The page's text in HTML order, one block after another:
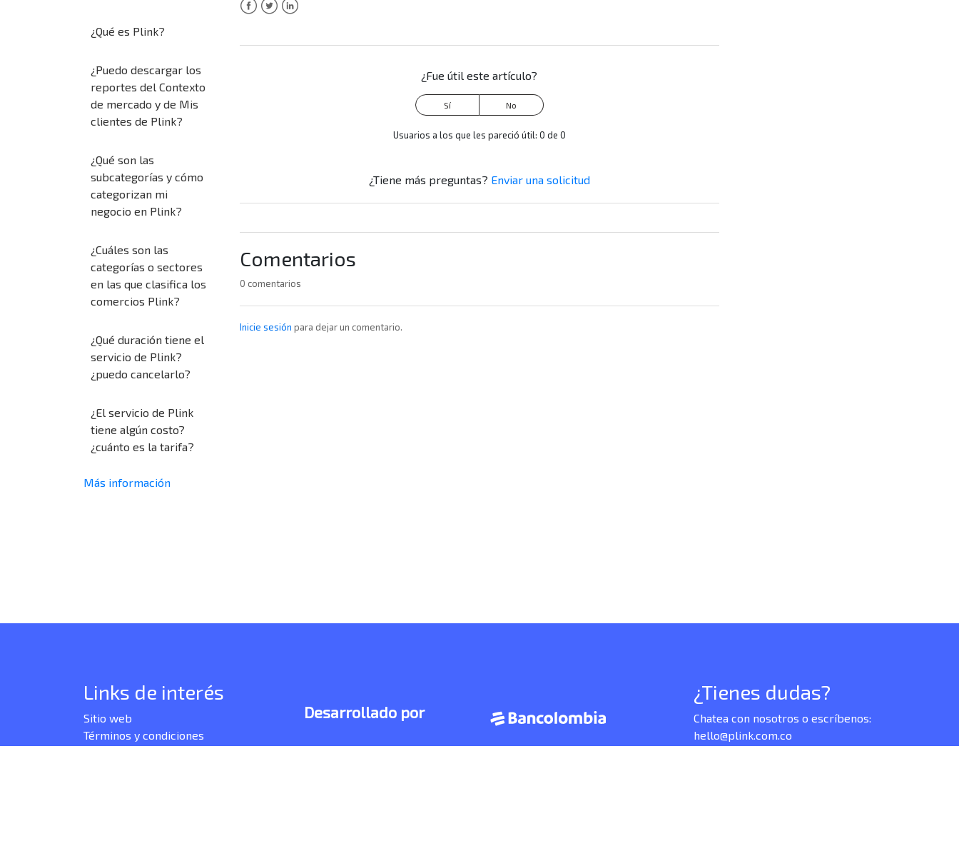
¿Qué es Plink?
¿Puedo descargar los
reportes del Contexto
de mercado y de Mis
clientes de Plink?
¿Qué son las
subcategorías y cómo
categorizan mi
negocio en Plink?
¿Cuáles son las
categorías o sectores
en las que clasifica los
comercios Plink?
¿Qué duración tiene el
servicio de Plink?
¿puedo cancelarlo?
¿El servicio de Plink
tiene algún costo?
¿cuánto es la tarifa?
Más información
¿Fue útil este artículo?
Usuarios a los que les pareció útil: 0 de 0
¿Tiene más preguntas? Enviar una solicitud
Comentarios
0 comentarios
Inicie sesión para dejar un comentario.
Links de interés
Sitio web
Términos y condiciones
Desarrollado por
¿Tienes dudas?
Chatea con nosotros o escríbenos:
hello@plink.com.co